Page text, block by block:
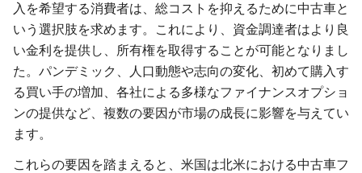
入を希望する消費者は、総コストを抑えるために中古車と
いう選択肢を求めます。これにより、資金調達者はより良
い金利を提供し、所有権を取得することが可能となりまし
た。パンデミック、人口動態や志向の変化、初めて購入す
る買い手の増加、各社による多様なファイナンスオプショ
ンの提供など、複数の要因が市場の成長に影響を与えてい
ます。
これらの要因を踏まえると、米国は北米における中古車フ